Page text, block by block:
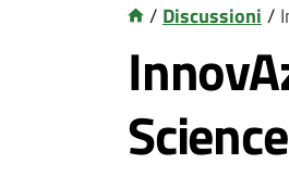
/ Discussioni /